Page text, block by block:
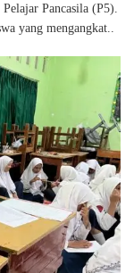
Pancasila (P5).
yang mengangkat..